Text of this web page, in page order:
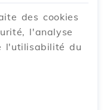
des cookies
l'analyse
l'utilisabilité du